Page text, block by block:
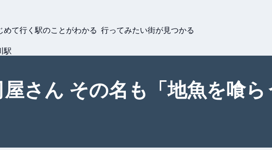
めて行く駅のことがわかる 行ってみたい街が見つかる
駅
さん その名も「地魚を喰ら